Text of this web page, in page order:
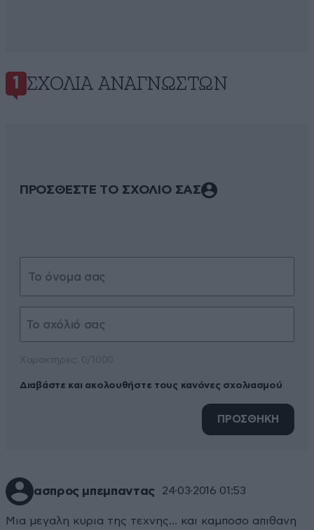
1 ΣΧΌΛΙΑ ΑΝΑΓΝΩΣΤΏΝ
ΠΡΟΣΘΕΣΤΕ ΤΟ ΣΧΟΛΙΟ ΣΑΣ
Διαβάστε και ακολουθήστε τους κανόνες σχολιασμού
ΠΡΟΣΘΗΚΗ
ασπρος μπεμπαντας 24·03·2016 01:53
Μια μεγαλη κυρια της τεχνης... και καμποσο απιθανη